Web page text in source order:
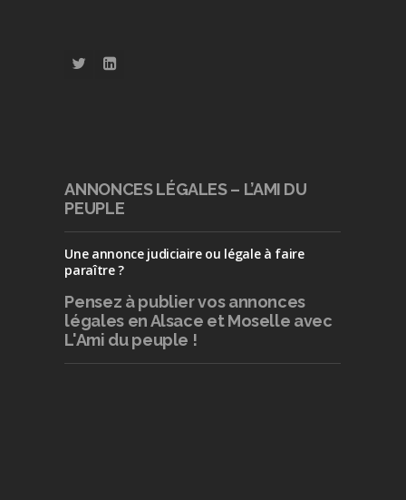
ANNONCES LÉGALES – L’AMI DU
PEUPLE
Une annonce judiciaire ou légale à faire
paraître ?
Pensez à publiervos annonces
légales en Alsace et Moselle avec
L'Ami du peuple !